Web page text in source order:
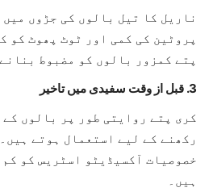
ناریل کا تیل بالوں کی جڑوں
پروٹین کی کمی اور ٹوٹ پھوٹ کو
پتے کمزور بالوں کو مضبوط
3. قبل از وقت سفیدی میں تاخیر
کری پتے روایتی طور پر بالوں
رکھنے کے لیے استعمال ہوتے
خصوصیات آکسیڈیٹو اسٹریس کو
ہیں۔